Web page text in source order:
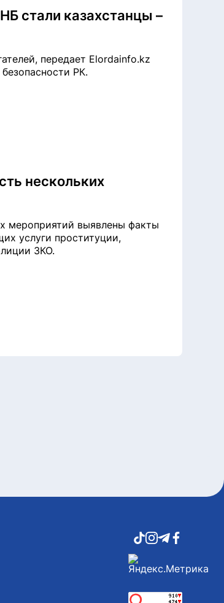
стали казахстанцы –
передает Elordainfo.kz
РК.
нескольких
мероприятий выявлены факты
услуги проституции,
ЗКО.